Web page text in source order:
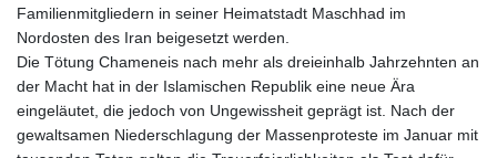
Familienmitgliedern in seiner Heimatstadt Maschhad im
Nordosten des Iran beigesetzt werden.
Die Tötung Chameneis nach mehr als dreieinhalb Jahrzehnten an
der Macht hat in der Islamischen Republik eine neue Ära
eingeläutet, die jedoch von Ungewissheit geprägt ist. Nach der
gewaltsamen Niederschlagung der Massenproteste im Januar mit